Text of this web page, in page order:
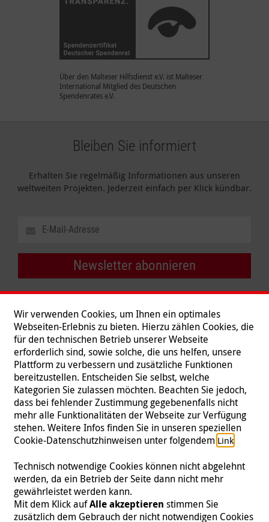
Über den Malteser Hilfsdienst e.V. ist Malteser
International Mitglied des Deutschen
Spendenrates e.V.
Bleiben Sie informiert
Erhalten Sie regelmäßig Informationen aus unseren
weltweiten Projekten. Jederzeit einfach per Klick kündbar.
Newsletter abonnieren
Folgen Sie uns
Impressum | Datenschutz | Kontakt | Presse
Wir verwenden Cookies, um Ihnen ein optimales
Webseiten-Erlebnis zu bieten. Hierzu zählen Cookies, die
für den technischen Betrieb unserer Webseite
erforderlich sind, sowie solche, die uns helfen, unsere
Plattform zu verbessern und zusätzliche Funktionen
bereitzustellen. Entscheiden Sie selbst, welche
Kategorien Sie zulassen möchten. Beachten Sie jedoch,
dass bei fehlender Zustimmung gegebenenfalls nicht
mehr alle Funktionalitäten der Webseite zur Verfügung
stehen. Weitere Infos finden Sie in unseren speziellen
Cookie-Datenschutzhinweisen unter folgendem Link.
Technisch notwendige Cookies können nicht abgelehnt
werden, da ein Betrieb der Seite dann nicht mehr
gewährleistet werden kann.
Mit dem Klick aufAlle akzeptieren stimmen Sie
zusätzlich dem Gebrauch der nicht notwendigen Cookies